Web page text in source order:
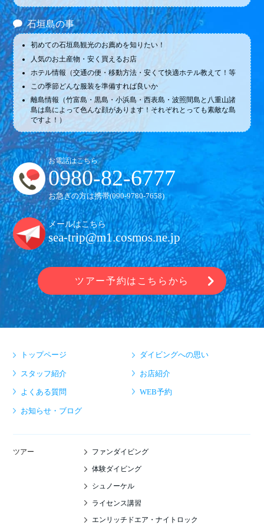
石垣島の事
初めての石垣島観光のお薦めを知りたい！
人気のお土産物・安く買えるお店
ホテル情報（交通の便・移動方法・安くて快適ホテル教えて！等
この季節どんな服装を準備すれば良いか
離島情報（竹富島・黒島・小浜島・西表島・波照間島と八重山諸
島は島によって色んな顔があります！それぞれとっても素敵な島
ですよ！）
お電話はこちら
0980-82-6777
お急ぎの方は携帯(090-9780-7658)
メールはこちら
sea-trip@m1.cosmos.ne.jp
ツアー予約はこちらから
トップページ ダイビングへの思い
スタッフ紹介 お店紹介
よくある質問 WEB予約
お知らせ・ブログ
ツアー ファンダイビング
体験ダイビング
シュノーケル
ライセンス講習
エンリッチドエア・ナイトロック